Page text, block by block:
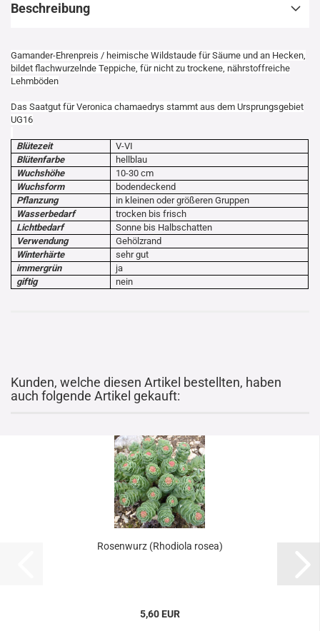
Beschreibung
Gamander-Ehrenpreis / heimische Wildstaude für Säume und an Hecken,
bildet flachwurzelnde Teppiche, für nicht zu trockene, nährstoffreiche
Lehmböden
Das Saatgut für Veronica chamaedrys stammt aus dem Ursprungsgebiet
UG16
Blütezeit
V-VI
Blütenfarbe
hellblau
Wuchshöhe
10-30 cm
Wuchsform
bodendeckend
Pflanzung
in kleinen oder größeren Gruppen
Wasserbedarf
trocken bis frisch
Lichtbedarf
Sonne bis Halbschatten
Verwendung
Gehölzrand
Winterhärte
sehr gut
immergrün
ja
giftig
nein
Kunden, welche diesen Artikel bestellten, haben
auch folgende Artikel gekauft:
Rosenwurz (Rhodiola rosea)
5,60 EUR